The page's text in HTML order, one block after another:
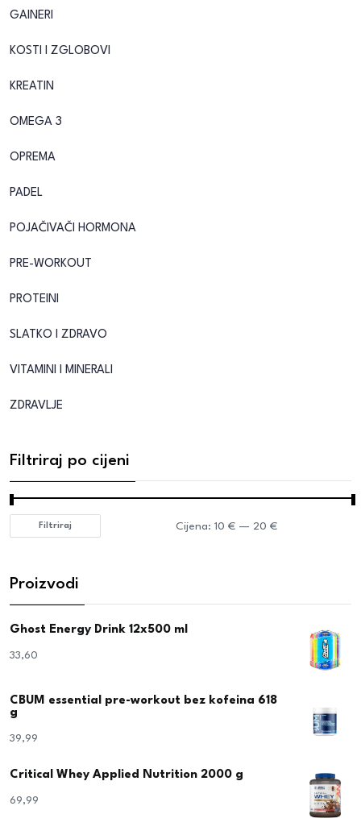
GAINERI
KOSTI I ZGLOBOVI
KREATIN
OMEGA 3
OPREMA
PADEL
POJAČIVAČI HORMONA
PRE-WORKOUT
PROTEINI
SLATKO I ZDRAVO
VITAMINI I MINERALI
ZDRAVLJE
Filtriraj po cijeni
Filtriraj Cijena: 10 €— 20 €
Proizvodi
Ghost Energy Drink 12x500 ml
33,60
CBUM essential pre-workout bez kofeina 618
g
39,99
Critical Whey Applied Nutrition 2000 g
69,99